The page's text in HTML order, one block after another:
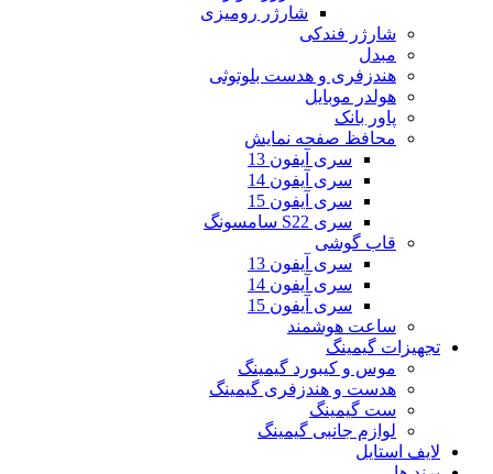
شارژر رومیزی
شارژر فندکی
مبدل
هندزفری و هدست بلوتوثی
هولدر موبایل
پاور بانک
محافظ صفحه نمایش
سری آیفون 13
سری آیفون 14
سری آیفون 15
سری S22 سامسونگ
قاب گوشی
سری آیفون 13
سری آیفون 14
سری آیفون 15
ساعت هوشمند
تجهیزات گیمینگ
موس و کیبورد گیمینگ
هدست و هندزفری گیمینگ
ست گیمینگ
لوازم جانبی گیمینگ
لایف استایل